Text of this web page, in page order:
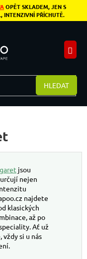
OPĚT SKLADEM, JEN S
INTENZIVNÍ PŘÍCHUTĚ.
HLEDAT
jsou
nejen
najdete
klasických
až po
Ať už
si u nás